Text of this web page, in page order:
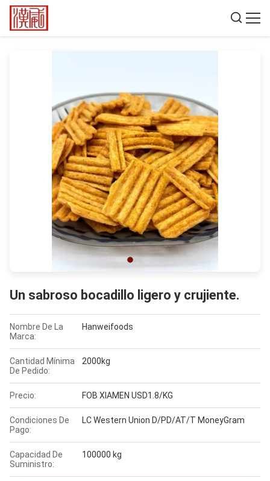
Un sabroso bocadillo ligero y crujiente.
Nombre De La
Marca:
Hanweifoods
Cantidad Mínima
De Pedido:
2000kg
Precio: FOB XIAMEN USD1.8/KG
Condiciones De
Pago:
LC Western Union D/PD/AT/T MoneyGram
Capacidad De
Suministro:
100000 kg